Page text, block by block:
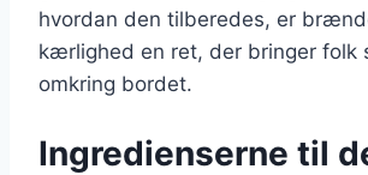
hvordan den tilberedes, er
kærlighed en ret, der bringer folk
omkring bordet.
Ingredienserne til